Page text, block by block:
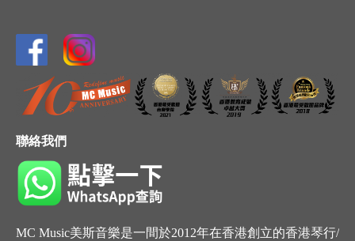
聯絡我們
MC Music美斯音樂是一間於2012年在香港創立的香港琴行/